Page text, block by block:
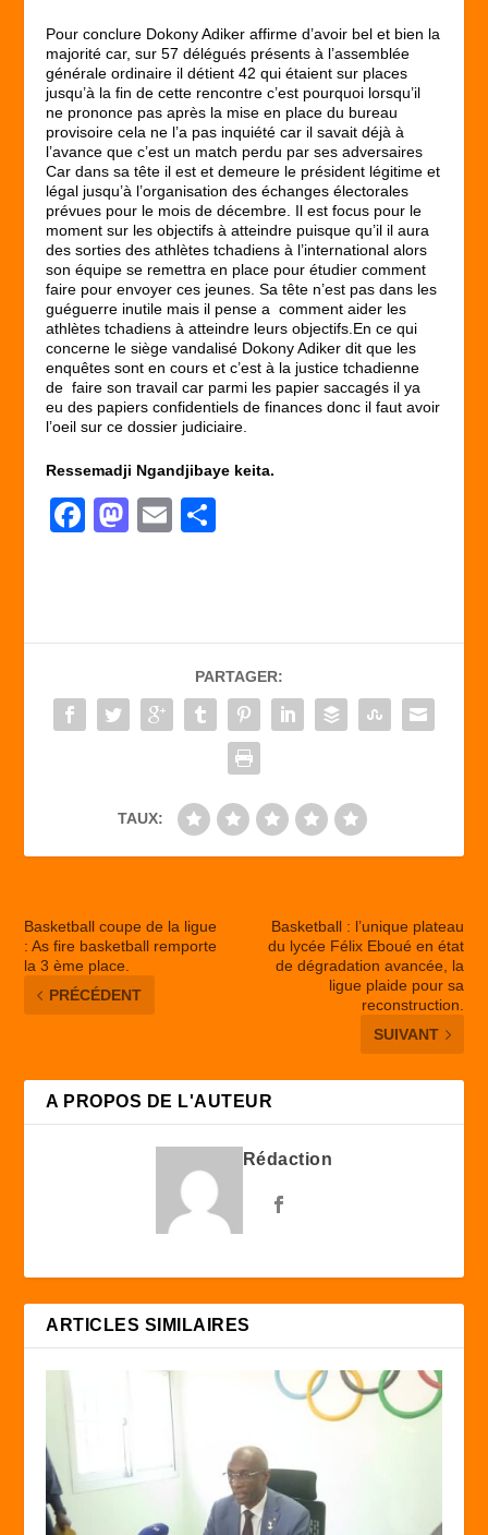
Pour conclure Dokony Adiker affirme d’avoir bel et bien la
majorité car, sur 57 délégués présents à l’assemblée
générale ordinaire il détient 42 qui étaient sur places
jusqu’à la fin de cette rencontre c’est pourquoi lorsqu’il
ne prononce pas après la mise en place du bureau
provisoire cela ne l’a pas inquiété car il savait déjà à
l’avance que c’est un match perdu par ses adversaires
Car dans sa tête il est et demeure le président légitime et
légal jusqu’à l’organisation des échanges électorales
prévues pour le mois de décembre. Il est focus pour le
moment sur les objectifs à atteindre puisque qu’il il aura
des sorties des athlètes tchadiens à l’international alors
son équipe se remettra en place pour étudier comment
faire pour envoyer ces jeunes. Sa tête n’est pas dans les
guéguerre inutile mais il pense a comment aider les
athlètes tchadiens à atteindre leurs objectifs.En ce qui
concerne le siège vandalisé Dokony Adiker dit que les
enquêtes sont en cours et c’est à la justice tchadienne
de faire son travail car parmi les papier saccagés il ya
eu des papiers confidentiels de finances donc il faut avoir
l’oeil sur ce dossier judiciaire.
Ressemadji Ngandjibaye keita.
F
b
o
o
M
d
o
n
E
er
PARTAGER:
TAUX:
Basketball coupe de la ligue
: As fire basketball remporte
la 3 ème place.
PRÉCÉDENT
Basketball : l’unique plateau
du lycée Félix Eboué en état
de dégradation avancée, la
ligue plaide pour sa
reconstruction.
SUIVANT
A PROPOS DE L'AUTEUR
Rédaction
ARTICLES SIMILAIRES